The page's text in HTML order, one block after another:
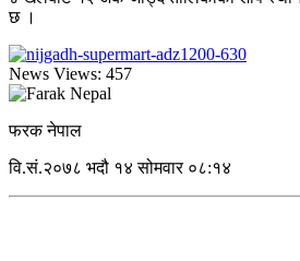
छ ।
News Views: 457
फरक नेपाल
वि.सं.२०७८ भदौ १४ सोमवार ०८:१४